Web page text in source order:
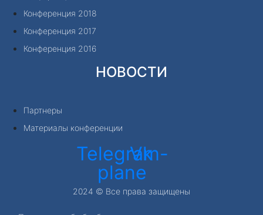
Конференция 2018
Конференция 2017
Конференция 2016
НОВОСТИ
Партнеры
Материалы конференции
Telegram-
plane
Vk
2024 © Все права защищены